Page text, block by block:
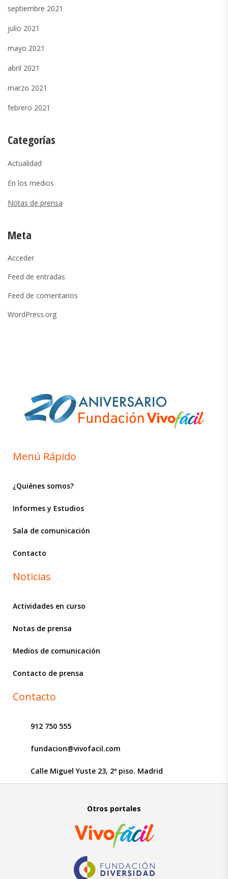
septiembre 2021
julio 2021
mayo 2021
abril 2021
marzo 2021
febrero 2021
Categorías
Actualidad
En los medios
Notas de prensa
Meta
Acceder
Feed de entradas
Feed de comentarios
WordPress.org
Menú Rápido
¿Quiénes somos?
Informes y Estudios
Sala de comunicación
Contacto
Noticias
Actividades en curso
Notas de prensa
Medios de comunicación
Contacto de prensa
Contacto
912 750 555
fundacion@vivofacil.com
Calle Miguel Yuste 23, 2º piso. Madrid
Otros portales